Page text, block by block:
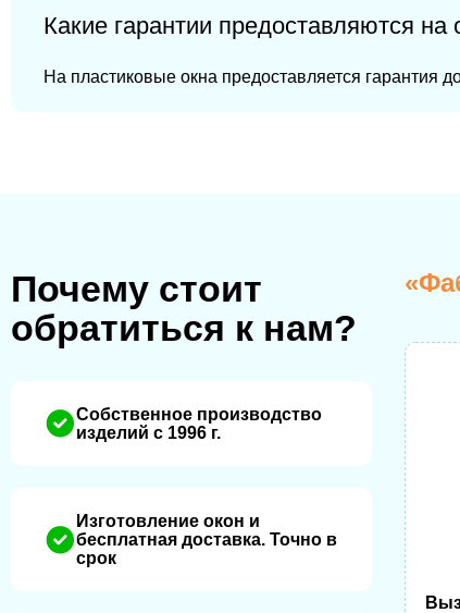
Какие гарантии предоставляются на
На пластиковые окна предоставляется гарантия
Почему стоит
обратиться к нам?
Собственное производство
изделий с 1996 г.
Изготовление окон и
бесплатная доставка. Точно в
срок